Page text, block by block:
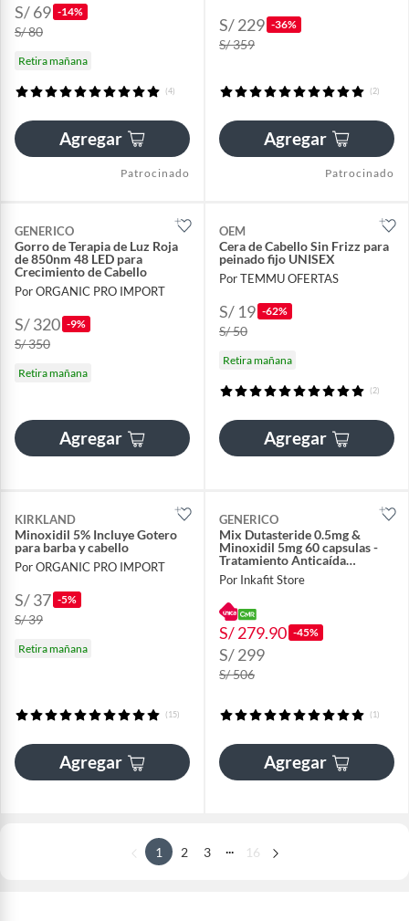
S/ 69 -14%
S/ 80
Retira mañana
(4)
Agregar
Patrocinado
S/ 229 -36%
S/ 359
(2)
Agregar
Patrocinado
GENERICO
Gorro de Terapia de Luz Roja
de 850nm 48 LED para
Crecimiento de Cabello
Por ORGANIC PRO IMPORT
S/ 320 -9%
S/ 350
Retira mañana
Agregar
OEM
Cera de Cabello Sin Frizz para
peinado fijo UNISEX
Por TEMMU OFERTAS
S/ 19 -62%
S/ 50
Retira mañana
(2)
Agregar
KIRKLAND
Minoxidil 5% Incluye Gotero
para barba y cabello
Por ORGANIC PRO IMPORT
S/ 37 -5%
S/ 39
Retira mañana
(15)
Agregar
GENERICO
Mix Dutasteride 0.5mg &
Minoxidil 5mg 60 capsulas -
Tratamiento Anticaída
Avanzado
Por Inkafit Store
S/ 279.90 -45%
S/ 299
S/ 506
(1)
Agregar
1 2 3 ... 16